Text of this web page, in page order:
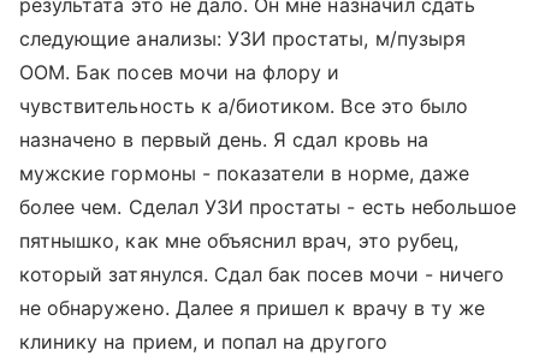
результата это не дало. Он мне назначил сдать
следующие анализы: УЗИ простаты, м/пузыря
ООМ. Бак посев мочи на флору и
чувствительность к а/биотиком. Все это было
назначено в первый день. Я сдал кровь на
мужские гормоны - показатели в норме, даже
более чем. Сделал УЗИ простаты - есть небольшое
пятнышко, как мне объяснил врач, это рубец,
который затянулся. Сдал бак посев мочи - ничего
не обнаружено. Далее я пришел к врачу в ту же
клинику на прием, и попал на другого